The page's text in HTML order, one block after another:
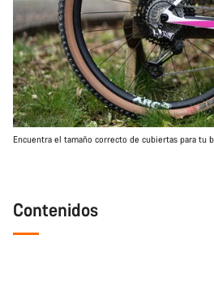
Encuentra el tamaño correcto de cubiertas para tu
Contenidos